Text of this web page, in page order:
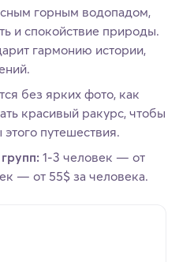
горным водопадом,
и спокойствие природы.
гармонию истории,
без ярких фото, как
красивый ракурс, чтобы
путешествия.
1-3 человек — от
— от 55$ за человека.